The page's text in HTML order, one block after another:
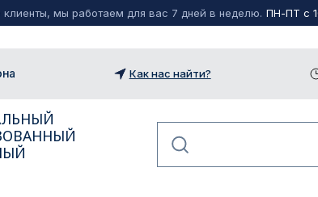
мы работаем для вас 7 дней в неделю. ПН-ПТ с
Как нас найти?